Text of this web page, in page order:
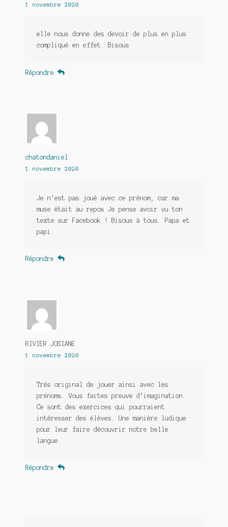
1 novembre 2020
elle nous donne des devoir de plus en plus
compliqué en effet. Bisous
Répondre
chatondaniel
1 novembre 2020
Je n’est pas joué avec ce prénom, car ma
muse était au repos Je pense avoir vu ton
texte sur Facebook ! Bisous à tous. Papa et
papi.
Répondre
RIVIER JOSIANE
1 novembre 2020
Très original de jouer ainsi avec les
prénoms. Vous faites preuve d’imagination.
Ce sont des exercices qui pourraient
intéresser des élèves. Une manière ludique
pour leur faire découvrir notre belle
langue.
Répondre